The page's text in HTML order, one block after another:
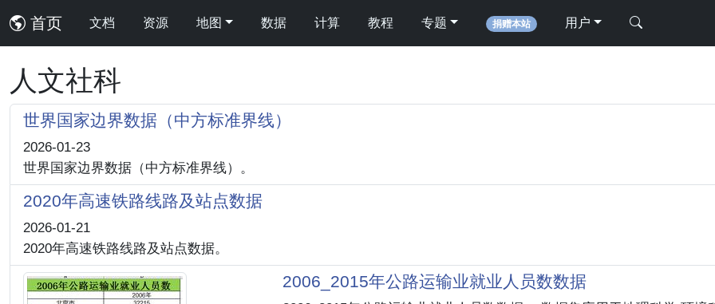
首页 文档 资源 地图 数据 计算 教程 专题 捐赠本站 用户
人文社科
世界国家边界数据（中方标准界线）
2026-01-23
世界国家边界数据（中方标准界线）。
2020年高速铁路线路及站点数据
2026-01-21
2020年高速铁路线路及站点数据。
2006_2015年公路运输业就业人员数数据